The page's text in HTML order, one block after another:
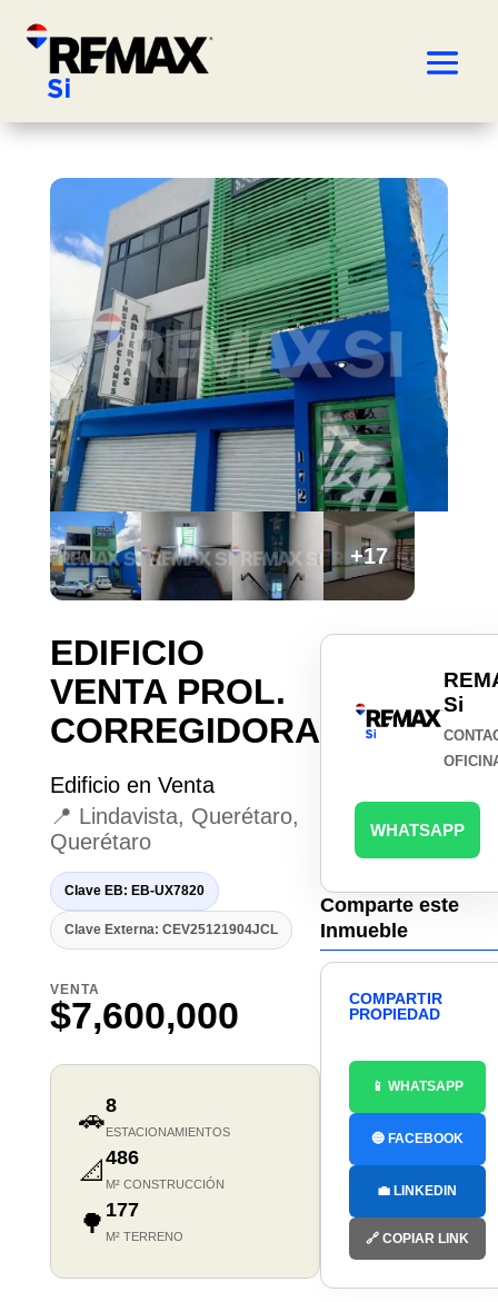
+17
EDIFICIO
VENTA PROL.
CORREGIDORA
Edificio en Venta
📍 Lindavista, Querétaro,
Querétaro
Clave EB: EB-UX7820
Clave Externa: CEV25121904JCL
VENTA
$7,600,000
🚗8
ESTACIONAMIENTOS
📐 486
M² CONSTRUCCIÓN
🌳 177
M² TERRENO
Si
WHATSAPP
Comparte este
Inmueble
COMPARTIR
PROPIEDAD
📱 WHATSAPP
🔵 FACEBOOK
💼 LINKEDIN
🔗 COPIAR LINK